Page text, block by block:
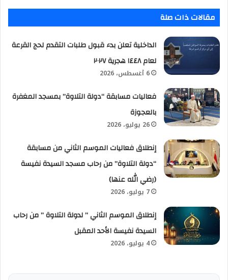
مقالات ذات صلة
الداخلية تعلن بدء قبول طلبات التقدم لحج القرعة
لعام ١٤٤٨ هجرية ٢٠٢٧
6 أغسطس، 2026
فعاليات مسابقة “دولة التلاوة” بمسجد المغفرة
بالعجوزة
26 يوليو، 2026
إنطلاق فعاليات الموسم الثاني من مسابقة
“دولة التلاوة” من رحاب مسجد السيدة نفيسة
(رضي الله عنها)
7 يوليو، 2026
إنطلاق الموسم الثاني ” لدولة التلاوة ” من رحاب
السيدة نفيسة الأحد المقبل
4 يوليو، 2026